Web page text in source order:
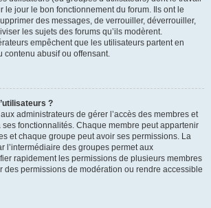
le jour le bon fonctionnement du forum. Ils ont le
des messages, de verrouiller, déverrouiller,
les sujets des forums qu’ils modèrent.
empêchent que les utilisateurs partent en
contenu abusif ou offensant.
?
administrateurs de gérer l’accès des membres et
ses fonctionnalités. Chaque membre peut appartenir
et chaque groupe peut avoir ses permissions. La
l’intermédiaire des groupes permet aux
rapidement les permissions de plusieurs membres
des permissions de modération ou rendre accessible